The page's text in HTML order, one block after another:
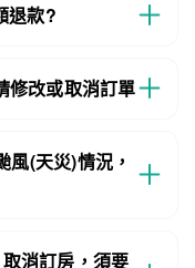
退款?
修改或取消訂單
(天災)情況，
消訂房，須要